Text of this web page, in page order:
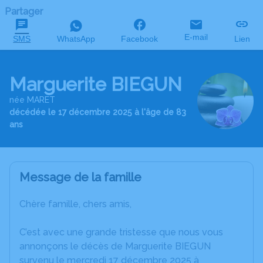
Partager
SMS WhatsApp Facebook E-mail Lien
Marguerite BIEGUN
née MARET
décédée le 17 décembre 2025 à l'âge de 83
ans
Message de la famille
Chère famille, chers amis,
C’est avec une grande tristesse que nous vous
annonçons le décès de Marguerite BIEGUN
survenu le mercredi 17 décembre 2025 à